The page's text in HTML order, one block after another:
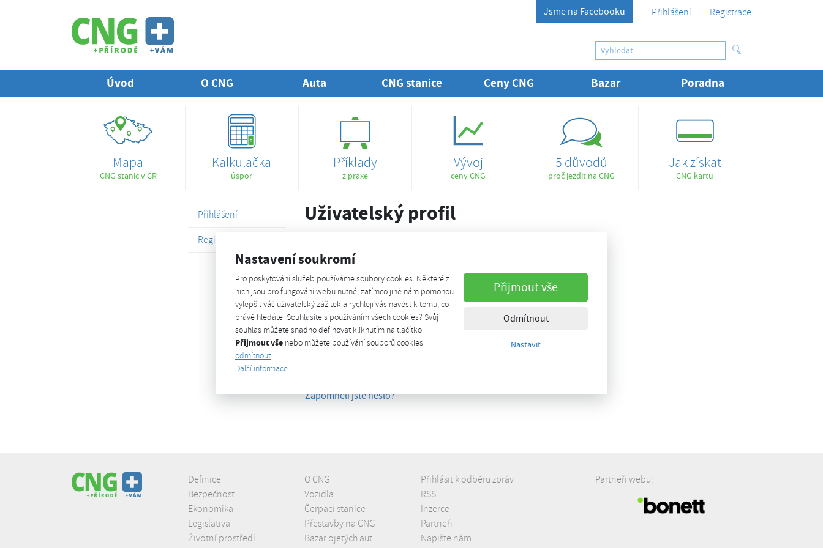
Nastavení soukromí
Pro poskytování služeb používáme soubory cookies. Některé z
nich jsou pro fungování webu nutné, zatímco jiné nám pomohou
vylepšit váš uživatelský zážitek a rychleji vás navést k tomu, co
právě hledáte. Souhlasíte s používáním všech cookies? Svůj
souhlas můžete snadno definovat kliknutím na tlačítko
Přijmout vše nebo můžete používání souborů cookies
odmítnout.
Další informace
Přijmout vše
Odmítnout
Nastavit
Jsme na Facebooku Přihlášení Registrace
Úvod O CNG Auta CNG stanice Ceny CNG Bazar Poradna
Mapa
CNG stanic v ČR
Kalkulačka
úspor
Příklady
z praxe
Vývoj
ceny CNG
5 důvodů
proč jezdit na CNG
Jak získat
CNG kartu
Přihlášení
Registrace
Uživatelský profil
Heslo
Přihlásit trvale
Zapomněli jste heslo?
Definice
Bezpečnost
Ekonomika
Legislativa
Životní prostředí
O CNG
Vozidla
Čerpací stanice
Přestavby na CNG
Bazar ojetých aut
Přihlásit k odběru zpráv
RSS
Inzerce
Partneři
Napište nám
Partneři webu: